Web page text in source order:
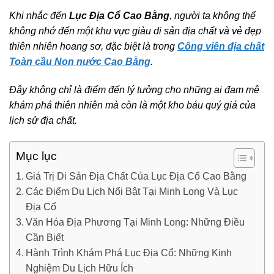
Khi nhắc đến Lục Địa Cổ Cao Bằng, người ta không thể
không nhớ đến một khu vực giàu di sản địa chất và vẻ đẹp
thiên nhiên hoang sơ, đặc biệt là trong Công viên địa chất
Toàn cầu Non nước Cao Bằng.
Đây không chỉ là điểm đến lý tưởng cho những ai đam mê
khám phá thiên nhiên mà còn là một kho báu quý giá của
lịch sử địa chất.
Mục lục
Giá Trị Di Sản Địa Chất Của Lục Địa Cổ Cao Bằng
Các Điểm Du Lịch Nổi Bật Tại Minh Long Và Lục
Địa Cổ
Văn Hóa Địa Phương Tại Minh Long: Những Điều
Cần Biết
Hành Trình Khám Phá Lục Địa Cổ: Những Kinh
Nghiệm Du Lịch Hữu Ích